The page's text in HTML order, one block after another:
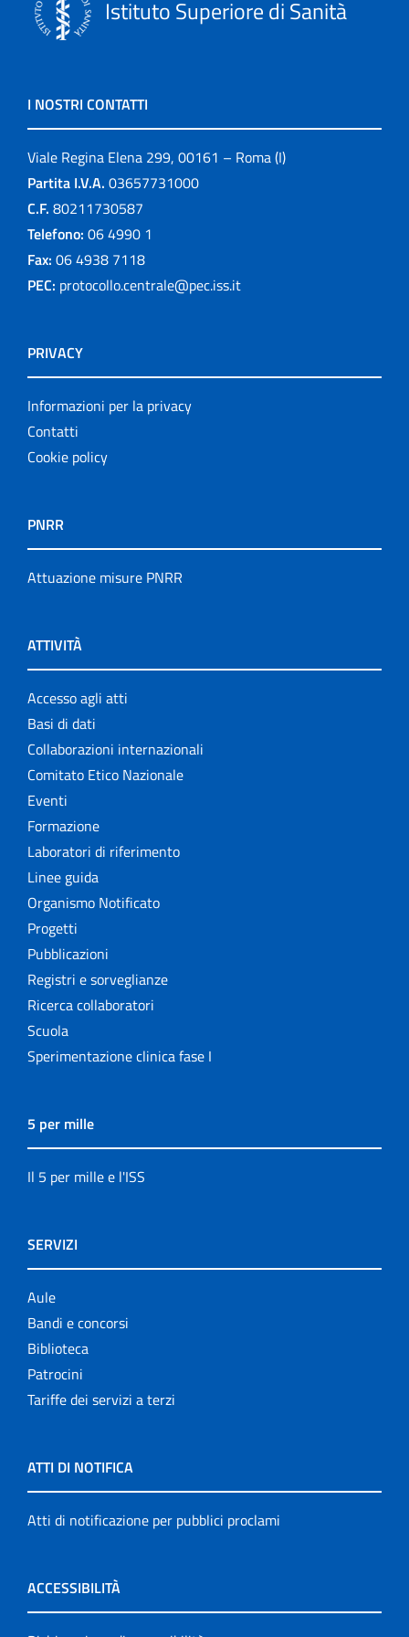
Istituto Superiore di Sanità
I NOSTRI CONTATTI
Viale Regina Elena 299, 00161 – Roma (I)
Partita I.V.A. 03657731000
C.F. 80211730587
Telefono: 06 4990 1
Fax: 06 4938 7118
PEC: protocollo.centrale@pec.iss.it
PRIVACY
Informazioni per la privacy
Contatti
Cookie policy
PNRR
Attuazione misure PNRR
ATTIVITÀ
Accesso agli atti
Basi di dati
Collaborazioni internazionali
Comitato Etico Nazionale
Eventi
Formazione
Laboratori di riferimento
Linee guida
Organismo Notificato
Progetti
Pubblicazioni
Registri e sorveglianze
Ricerca collaboratori
Scuola
Sperimentazione clinica fase I
5 per mille
Il 5 per mille e l'ISS
SERVIZI
Aule
Bandi e concorsi
Biblioteca
Patrocini
Tariffe dei servizi a terzi
ATTI DI NOTIFICA
Atti di notificazione per pubblici proclami
ACCESSIBILITÀ